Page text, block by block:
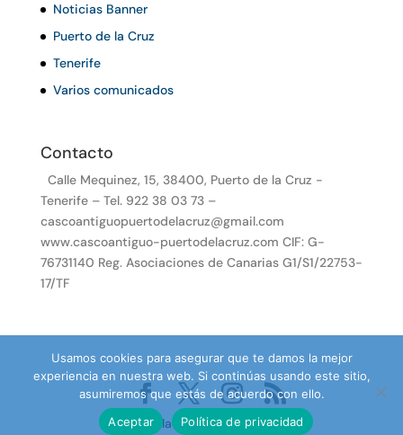
Noticias Banner
Puerto de la Cruz
Tenerife
Varios comunicados
Contacto
Calle Mequinez, 15, 38400, Puerto de la Cruz -
Tenerife – Tel. 922 38 03 73 –
cascoantiguopuertodelacruz@gmail.com
www.cascoantiguo-puertodelacruz.com CIF: G-
76731140 Reg. Asociaciones de Canarias G1/S1/22753-
17/TF
Desarrollado por TenePro.com
Usamos cookies para asegurar que te damos la mejor
experiencia en nuestra web. Si continúas usando este sitio,
asumiremos que estás de acuerdo con ello.
Aceptar
Política de privacidad